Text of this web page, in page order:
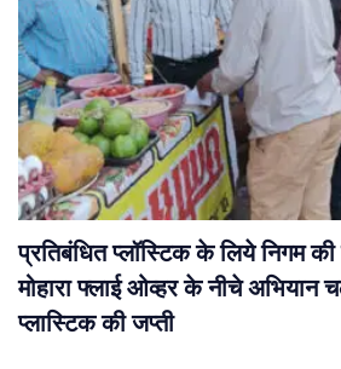
प्रतिबंधित प्लॉस्टिक के लिये निगम की
मोहारा फ्लाई ओव्हर के नीचे अभियान
प्लास्टिक की जप्ती